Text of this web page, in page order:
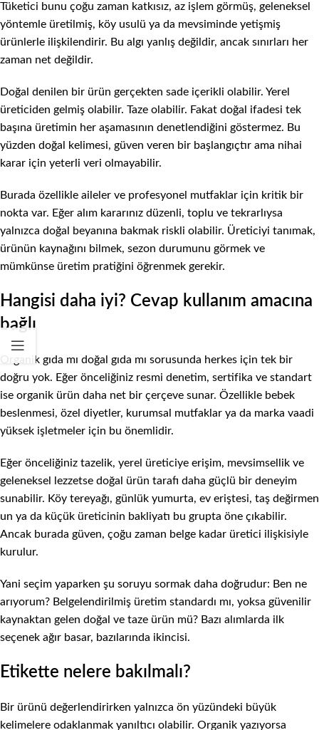
Tüketici bunu çoğu zaman katkısız, az işlem görmüş, geleneksel
yöntemle üretilmiş, köy usulü ya da mevsiminde yetişmiş
ürünlerle ilişkilendirir. Bu algı yanlış değildir, ancak sınırları her
zaman net değildir.
Doğal denilen bir ürün gerçekten sade içerikli olabilir. Yerel
üreticiden gelmiş olabilir. Taze olabilir. Fakat doğal ifadesi tek
başına üretimin her aşamasının denetlendiğini göstermez. Bu
yüzden doğal kelimesi, güven veren bir başlangıçtır ama nihai
karar için yeterli veri olmayabilir.
Burada özellikle aileler ve profesyonel mutfaklar için kritik bir
nokta var. Eğer alım kararınız düzenli, toplu ve tekrarlıysa
yalnızca doğal beyanına bakmak riskli olabilir. Üreticiyi tanımak,
ürünün kaynağını bilmek, sezon durumunu görmek ve
mümkünse üretim pratiğini öğrenmek gerekir.
Hangisi daha iyi? Cevap kullanım amacına
bağlı
Organik gıda mı doğal gıda mı sorusunda herkes için tek bir
doğru yok. Eğer önceliğiniz resmi denetim, sertifika ve standart
ise organik ürün daha net bir çerçeve sunar. Özellikle bebek
beslenmesi, özel diyetler, kurumsal mutfaklar ya da marka vaadi
yüksek işletmeler için bu önemlidir.
Eğer önceliğiniz tazelik, yerel üreticiye erişim, mevsimsellik ve
geleneksel lezzetse doğal ürün tarafı daha güçlü bir deneyim
sunabilir. Köy tereyağı, günlük yumurta, ev eriştesi, taş değirmen
un ya da küçük üreticinin bakliyatı bu grupta öne çıkabilir.
Ancak burada güven, çoğu zaman belge kadar üretici ilişkisiyle
kurulur.
Yani seçim yaparken şu soruyu sormak daha doğrudur: Ben ne
arıyorum? Belgelendirilmiş üretim standardı mı, yoksa güvenilir
kaynaktan gelen doğal ve taze ürün mü? Bazı alımlarda ilk
seçenek ağır basar, bazılarında ikincisi.
Etikette nelere bakılmalı?
Bir ürünü değerlendirirken yalnızca ön yüzündeki büyük
kelimelere odaklanmak yanıltıcı olabilir. Organik yazıyorsa